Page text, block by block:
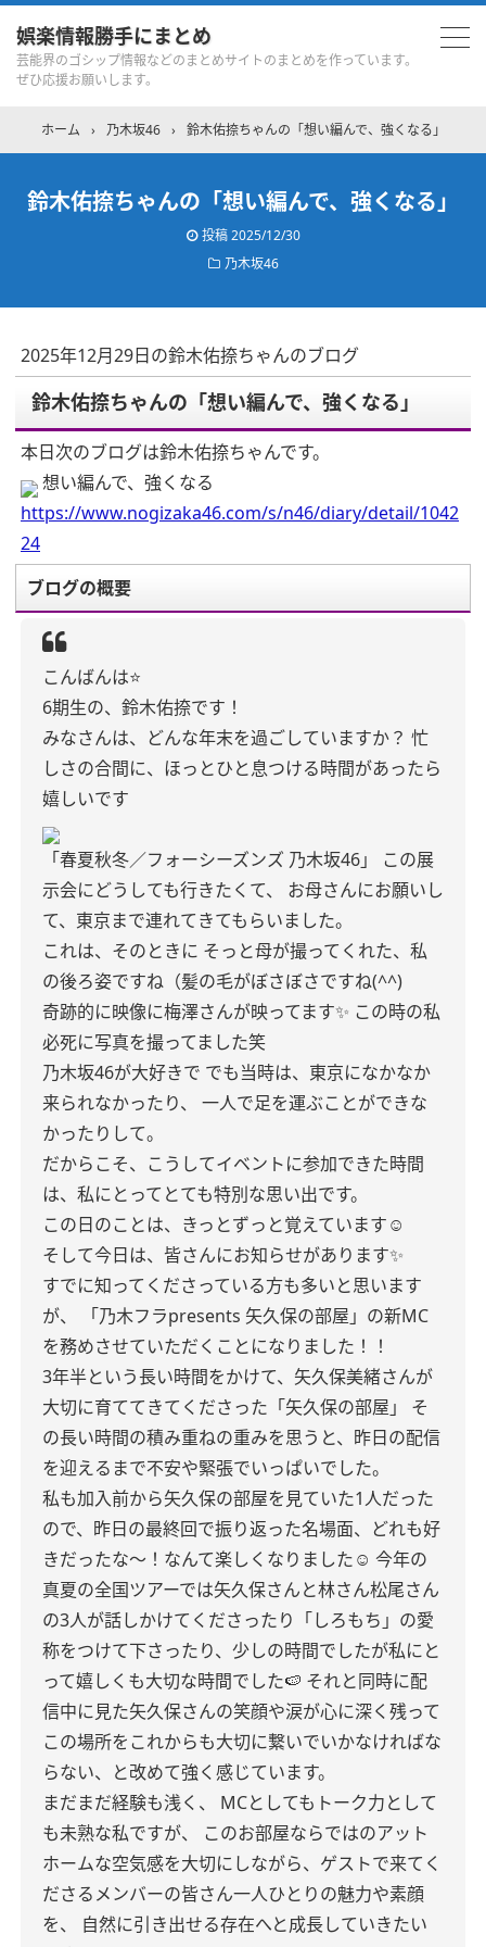
娯楽情報勝手にまとめ
芸能界のゴシップ情報などのまとめサイトのまとめを作っています。
ぜひ応援お願いします。
ホーム › 乃木坂46 › 鈴木佑捺ちゃんの「想い編んで、強くなる」
鈴木佑捺ちゃんの「想い編んで、強くなる」
投稿2025/12/30
乃木坂46
2025年12月29日の鈴木佑捺ちゃんのブログ
鈴木佑捺ちゃんの「想い編んで、強くなる」
本日次のブログは鈴木佑捺ちゃんです。
想い編んで、強くなる
https://www.nogizaka46.com/s/n46/diary/detail/1042
24
ブログの概要
こんばんは⭐️
6期生の、鈴木佑捺です！
みなさんは、どんな年末を過ごしていますか？ 忙
しさの合間に、ほっとひと息つける時間があったら
嬉しいです
「春夏秋冬／フォーシーズンズ 乃木坂46」
この展
示会にどうしても行きたくて、
お母さんにお願いし
て、東京まで連れてきてもらいました。
これは、そのときに そっと母が撮ってくれた、私
の後ろ姿ですね（髪の毛がぼさぼさですね(^^)
奇跡的に映像に梅澤さんが映ってます✨️ この時の私
必死に写真を撮ってました笑
乃木坂46が大好きで でも当時は、東京になかなか
来られなかったり、
一人で足を運ぶことができな
かったりして。
だからこそ、こうしてイベントに参加できた時間
は、私にとってとても特別な思い出です。
この日のことは、きっとずっと覚えています☺️
そして今日は、皆さんにお知らせがあります✨
すでに知ってくださっている方も多いと思います
が、
「乃木フラpresents 矢久保の部屋」の新MC
を務めさせていただくことになりました！！
3年半という長い時間をかけて、矢久保美緒さんが
大切に育ててきてくださった「矢久保の部屋」
そ
の長い時間の積み重ねの重みを思うと、昨日の配信
を迎えるまで不安や緊張でいっぱいでした。
私も加入前から矢久保の部屋を見ていた1人だった
ので、昨日の最終回で振り返った名場面、どれも好
きだったな〜！なんて楽しくなりました‎☺️ 今年の
真夏の全国ツアーでは矢久保さんと林さん松尾さん
の3人が話しかけてくださったり「しろもち」の愛
称をつけて下さったり、少しの時間でしたが私にと
って嬉しくも大切な時間でした🍉 それと同時に配
信中に見た矢久保さんの笑顔や涙が心に深く残って
この場所をこれからも大切に繋いでいかなければな
らない、と改めて強く感じています。
まだまだ経験も浅く、
MCとしてもトーク力として
も未熟な私ですが、
このお部屋ならではのアット
ホームな空気感を大切にしながら、ゲストで来てく
ださるメンバーの皆さん一人ひとりの魅力や素顔
を、
自然に引き出せる存在へと成長していきたい